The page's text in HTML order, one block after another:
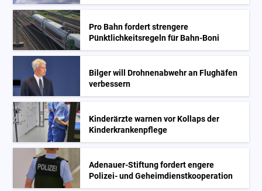
Pro Bahn fordert strengere
Pünktlichkeitsregeln für Bahn-Boni
Bilger will Drohnenabwehr an Flughäfen
verbessern
Kinderärzte warnen vor Kollaps der
Kinderkrankenpflege
Adenauer-Stiftung fordert engere
Polizei- und Geheimdienstkooperation